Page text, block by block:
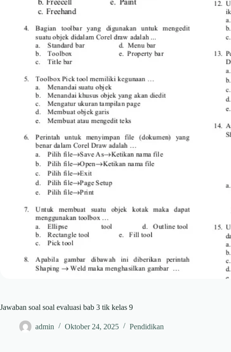
Jawaban soal soal evaluasi bab 3 tik kelas 9
admin Oktober 24, 2025 Pendidikan